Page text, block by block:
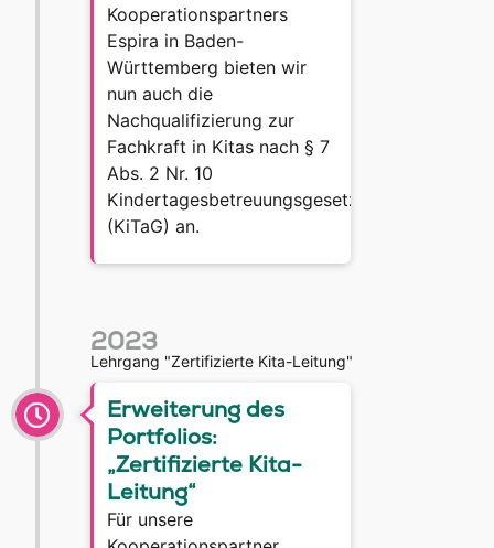
Kooperationspartners
Espira in Baden-
Württemberg bieten wir
nun auch die
Nachqualifizierung zur
Fachkraft in Kitas nach § 7
Abs. 2 Nr. 10
Kindertagesbetreuungsgesetz
(KiTaG) an.
2023
Lehrgang "Zertifizierte Kita-Leitung"
Erweiterung des
Portfolios:
„Zertifizierte Kita-
Leitung“
Für unsere